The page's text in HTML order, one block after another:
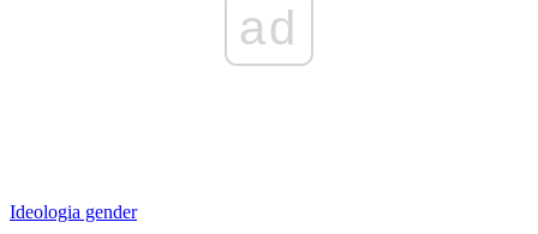
ad
Ideologia gender